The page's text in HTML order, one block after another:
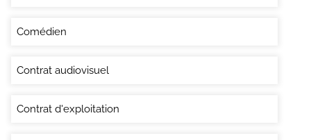
Comédien
Contrat audiovisuel
Contrat d'exploitation